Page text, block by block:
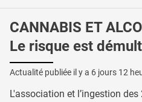
CANNABIS ET
Le risque est
Actualité publiée il y a 6 jours 12
L'association et l’ingestion